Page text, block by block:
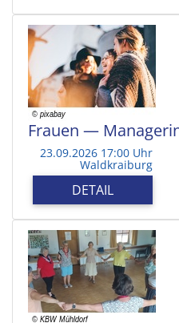
Frauen —
23.09.2026 17:00 Uhr
Waldkraiburg
DETAIL